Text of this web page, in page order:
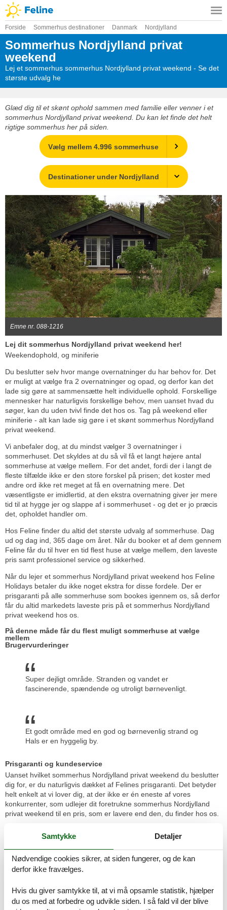
Forside Sommerhus destinationer Danmark Nordjylland
Sommerhus Nordjylland privat
weekend
Lej et sommerhus sommerhus Nordjylland privat weekend - Se det
største udvalg he
Glæd dig til et skønt ophold sammen med familie eller venner i et
sommerhus Nordjylland privat weekend. Du kan let finde det helt
rigtige sommerhus her på siden.
Vælg mellem 4.996 sommerhuse
Destinationer under Nordjylland
Emne nr. 088-1216
Lej dit sommerhus Nordjylland privat weekend her!
Weekendophold, og miniferie
Du beslutter selv hvor mange overnatninger du har behov for. Det
er muligt at vælge fra 2 overnatninger og opad, og derfor kan det
lade sig gøre at sammensætte helt individuelle ophold. Forskellige
mennesker har naturligvis forskellige behov, men uanset hvad du
søger, kan du uden tvivl finde det hos os. Tag på weekend eller
miniferie - alt kan lade sig gøre i et skønt sommerhus Nordjylland
privat weekend.
Vi anbefaler dog, at du mindst vælger 3 overnatninger i
sommerhuset. Det skyldes at du så vil få et langt højere antal
sommerhuse at vælge mellem. For det andet, fordi der i langt de
fleste tilfælde ikke er den store forskel på prisen; det koster med
andre ord ikke ret meget at få en overnatning mere. Det
væsentligste er imidlertid, at den ekstra overnatning giver jer mere
tid til at hygge jer og slappe af i sommerhuset - og det er jo præcis
det, opholdet handler om.
Hos Feline finder du altid det største udvalg af sommerhuse. Dag
ud og dag ind, 365 dage om året. Når du booker et af dem gennem
Feline får du til hver en tid flest huse at vælge mellem, den laveste
pris samt professionel service og sikkerhed.
Når du lejer et sommerhus Nordjylland privat weekend hos Feline
Holidays betaler du ikke noget ekstra for disse fordele. Der er
prisgaranti på alle sommerhuse som bookes igennem os, så derfor
får du altid markedets laveste pris på et sommerhus Nordjylland
privat weekend hos os.
På denne måde får du flest muligt sommerhuse at vælge
mellem
Brugervurderinger
Super dejligt område. Stranden og vandet er
fascinerende, spændende og utroligt børnevenligt.
Et godt område med en god og børnevenlig strand og
Hals er en hyggelig by.
Prisgaranti og kundeservice
Uanset hvilket sommerhus Nordjylland privat weekend du beslutter
dig for, er du naturligvis dækket af Felines prisgaranti. Det betyder
helt enkelt at vi lover dig, at der ikke er én eneste af vores
konkurrenter, som udlejer dit foretrukne sommerhus Nordjylland
privat weekend til en pris, som er lavere end den, du finder hos os.
refunderer vi dig hele forskellen i prisen. Beløbet vil blive indsat
direkte på din konto.
Skulle du sidde tilbage med spørgsmål eller særlige ønsker i
forbindelse med din søgning efter et sommerhus Nordjylland privat
weekend, så kontakt os endelig. Send en mail til info@feline.dk
eller ring på 8724 2251.
Samtykke Detaljer
Nødvendige cookies sikrer, at siden fungerer, og de kan
derfor ikke fravælges.
Hvis du giver samtykke til, at vi må opsamle statistik, hjælper
du os med at forbedre og udvikle siden. I så fald vil der blive